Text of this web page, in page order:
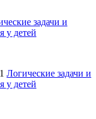
задачи и
у детей
1 Логические задачи и
у детей